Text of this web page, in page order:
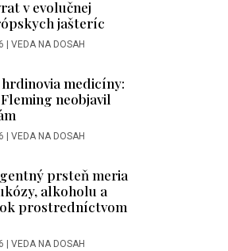
v evolučnej
jašteríc
| VEDA NA DOSAH
medicíny:
neobjavil
| VEDA NA DOSAH
prsteň meria
alkoholu a
prostredníctvom
| VEDA NA DOSAH